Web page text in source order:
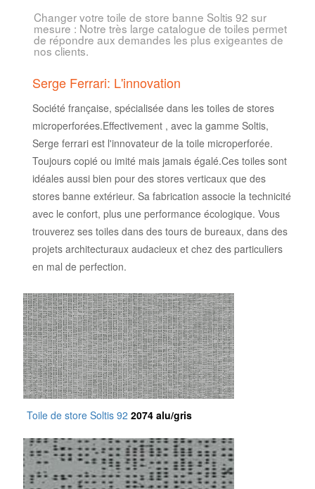
Changer votre toile de store banne Soltis 92 sur
mesure : Notre très large catalogue de toiles permet
de répondre aux demandes les plus exigeantes de
nos clients.
Serge Ferrari: L'innovation
Société française, spécialisée dans les toiles de stores
microperforées.Effectivement , avec la gamme Soltis,
Serge ferrari est l'innovateur de la toile microperforée.
Toujours copié ou imité mais jamais égalé.Ces toiles sont
idéales aussi bien pour des stores verticaux que des
stores banne extérieur. Sa fabrication associe la technicité
avec le confort, plus une performance écologique. Vous
trouverez ses toiles dans des tours de bureaux, dans des
projets architecturaux audacieux et chez des particuliers
en mal de perfection.
Toile de store Soltis 92 2074 alu/gris